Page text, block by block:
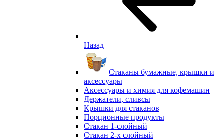
Назад
Стаканы бумажные, крышки и
аксессуары
Аксессуары и химия для кофемашин
Держатели, сливсы
Крышки для стаканов
Порционные продукты
Стакан 1-слойный
Стакан 2-х слойный